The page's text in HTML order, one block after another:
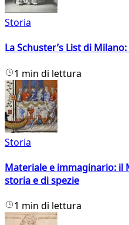
Storia
La Schuster’s List di
1 min di lettura
Storia
Materiale e immaginario:
storia e di spezie
1 min di lettura